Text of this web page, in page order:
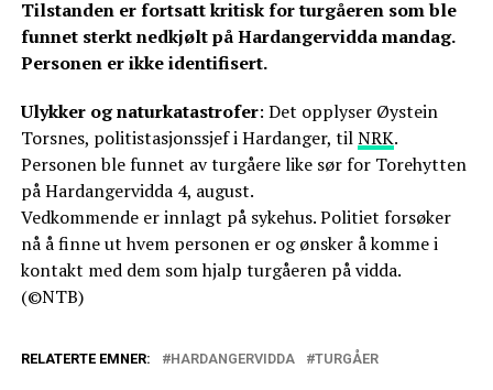
Tilstanden er fortsatt kritisk for turgåeren som ble
funnet sterkt nedkjølt på Hardangervidda mandag.
Personen er ikke identifisert.
Ulykker og naturkatastrofer: Det opplyser Øystein
Torsnes, politistasjonssjef i Hardanger, tilNRK.
Personen ble funnet av turgåere like sør for Torehytten
på Hardangervidda 4, august.
Vedkommende er innlagt på sykehus. Politiet forsøker
nå å finne ut hvem personen er og ønsker å komme i
kontakt med dem som hjalp turgåeren på vidda.
(©NTB)
RELATERTE EMNER: HARDANGERVIDDA TURGÅER